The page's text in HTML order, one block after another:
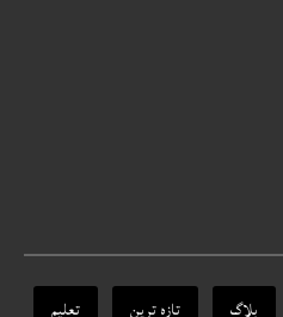
بلاگ تازہ ترین تعلیم